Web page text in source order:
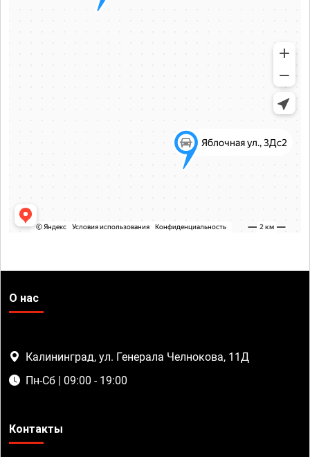
О нас
Калининград, ул. Генерала Челнокова, 11Д
Пн-Сб | 09:00 - 19:00
Контакты